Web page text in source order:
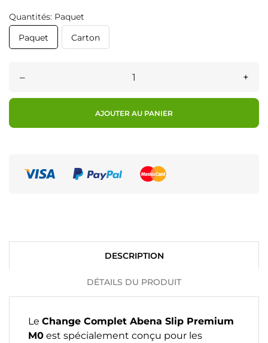
Quantités: Paquet
Paquet
Carton
– +
AJOUTER AU PANIER
DESCRIPTION
DÉTAILS DU PRODUIT
Le Change Complet Abena Slip Premium
M0 est spécialement conçu pour les